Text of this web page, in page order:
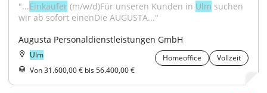
"...Einkäufer (m/w/d)Für unseren Kunden in Ulm suchen
wir ab sofort einenDie AUGUSTA..."
Augusta Personaldienstleistungen GmbH
Ulm Homeoffice
Vollzeit
Von 31.600,00 € bis 56.400,00 €